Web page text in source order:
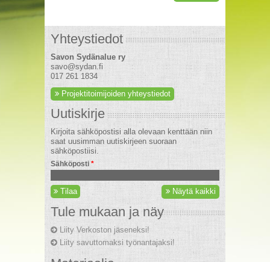
Yhteystiedot
Savon Sydänalue ry
savo@sydan.fi
017 261 1834
Projektitoimijoiden yhteystiedot
Uutiskirje
Kirjoita sähköpostisi alla olevaan kenttään niin
saat uusimman uutiskirjeen suoraan
sähköpostiisi.
Sähköposti *
Tilaa Näytä kaikki
Tule mukaan ja näy
Liity Verkoston jäseneksi!
Liity savuttomaksi työnantajaksi!